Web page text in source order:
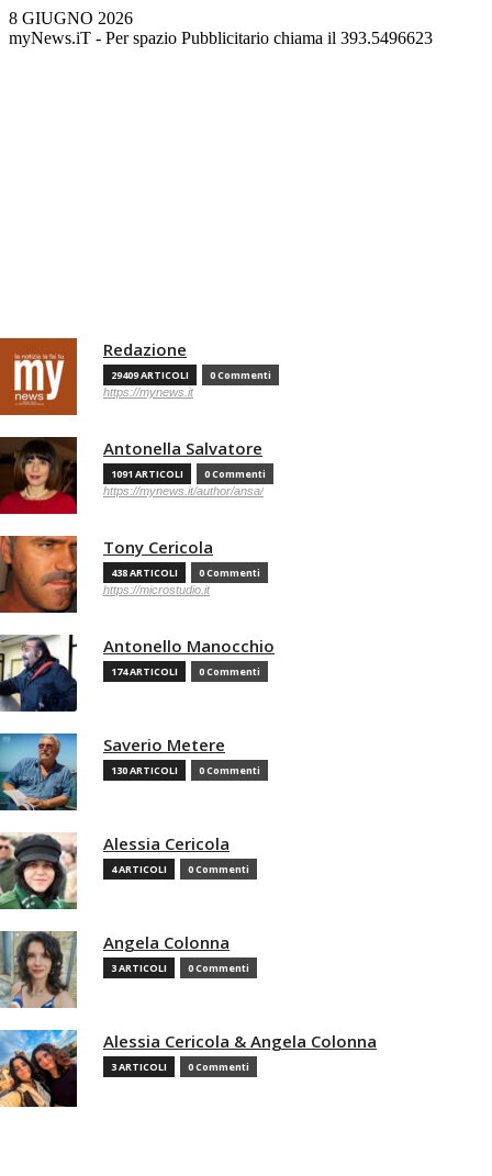
8 GIUGNO 2026
myNews.iT - Per spazio Pubblicitario chiama il 393.5496623
Redazione
29409 ARTICOLI 0 Commenti
https://mynews.it
Antonella Salvatore
1091 ARTICOLI 0 Commenti
https://mynews.it/author/ansa/
Tony Cericola
438 ARTICOLI 0 Commenti
https://microstudio.it
Antonello Manocchio
174 ARTICOLI 0 Commenti
Saverio Metere
130 ARTICOLI 0 Commenti
Alessia Cericola
4 ARTICOLI 0 Commenti
Angela Colonna
3 ARTICOLI 0 Commenti
Alessia Cericola & Angela Colonna
3 ARTICOLI 0 Commenti